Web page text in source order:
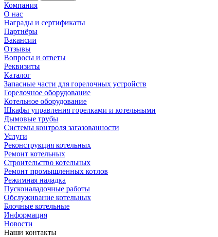
Компания
О нас
Награды и сертификаты
Партнёры
Вакансии
Отзывы
Вопросы и ответы
Реквизиты
Каталог
Запасные части для горелочных устройств
Горелочное оборудование
Котельное оборудование
Шкафы управления горелками и котельными
Дымовые трубы
Системы контроля загазованности
Услуги
Реконструкция котельных
Ремонт котельных
Строительство котельных
Ремонт промышленных котлов
Режимная наладка
Пусконаладочные работы
Обслуживание котельных
Блочные котельные
Информация
Новости
Наши контакты